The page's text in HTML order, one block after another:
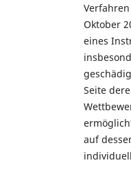
Oktober
eines
Seite
auf